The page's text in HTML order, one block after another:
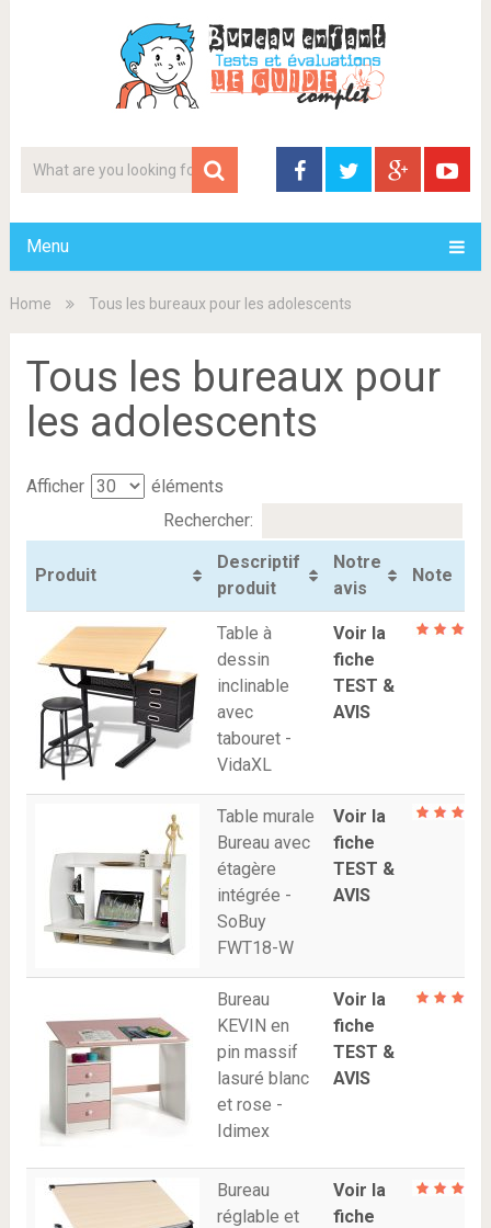
Menu
Home Tous les bureaux pour les adolescents
Tous les bureaux pour
les adolescents
Afficher
éléments
Rechercher:
Produit
Descriptif
produit
Notre
avis
Note
Table à
dessin
inclinable
avec
tabouret -
VidaXL
Voir la
fiche
TEST &
AVIS
Table murale
Bureau avec
étagère
intégrée -
SoBuy
FWT18-W
Voir la
fiche
TEST &
AVIS
Bureau
KEVIN en
pin massif
lasuré blanc
et rose -
Idimex
Voir la
fiche
TEST &
AVIS
Bureau
réglable et
Voir la
fiche